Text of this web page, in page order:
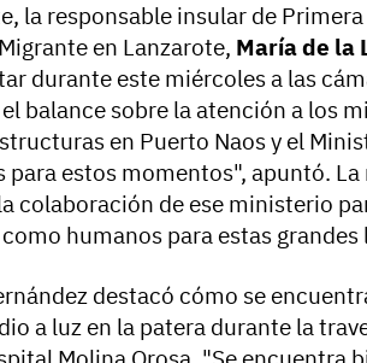
la responsable insular de
en Lanzarote, María de la
durante este miércoles a las
el balance sobre la atención a los
en Puerto Naos y el
para estos momentos", apuntó.
colaboración de ese ministerio
humanos para estas grandes
destacó cómo se
a luz en la patera durante la